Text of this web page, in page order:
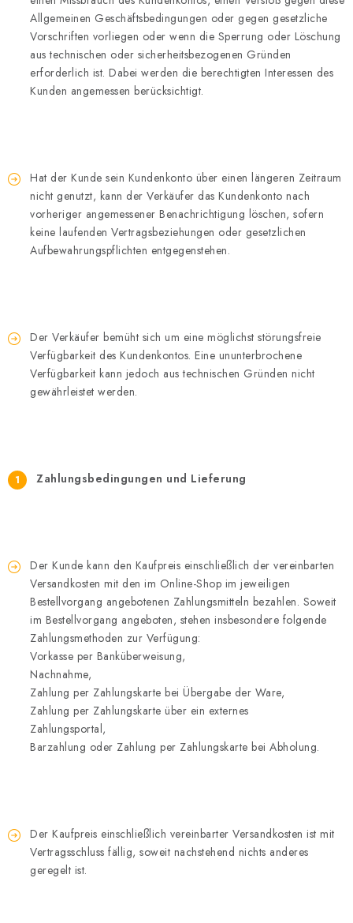
Allgemeinen Geschäftsbedingungen oder gegen gesetzliche
Vorschriften vorliegen oder wenn die Sperrung oder Löschung
aus technischen oder sicherheitsbezogenen Gründen
erforderlich ist. Dabei werden die berechtigten Interessen des
Kunden angemessen berücksichtigt.
Hat der Kunde sein Kundenkonto über einen längeren Zeitraum
nicht genutzt, kann der Verkäufer das Kundenkonto nach
vorheriger angemessener Benachrichtigung löschen, sofern
keine laufenden Vertragsbeziehungen oder gesetzlichen
Aufbewahrungspflichten entgegenstehen.
Der Verkäufer bemüht sich um eine möglichst störungsfreie
Verfügbarkeit des Kundenkontos. Eine ununterbrochene
Verfügbarkeit kann jedoch aus technischen Gründen nicht
gewährleistet werden.
Zahlungsbedingungen und Lieferung
Der Kunde kann den Kaufpreis einschließlich der vereinbarten
Versandkosten mit den im Online-Shop im jeweiligen
Bestellvorgang angebotenen Zahlungsmitteln bezahlen. Soweit
im Bestellvorgang angeboten, stehen insbesondere folgende
Zahlungsmethoden zur Verfügung:
Vorkasse per Banküberweisung,
Nachnahme,
Zahlung per Zahlungskarte bei Übergabe der Ware,
Zahlung per Zahlungskarte über ein externes
Zahlungsportal,
Barzahlung oder Zahlung per Zahlungskarte bei Abholung.
Der Kaufpreis einschließlich vereinbarter Versandkosten ist mit
Vertragsschluss fällig, soweit nachstehend nichts anderes
geregelt ist.